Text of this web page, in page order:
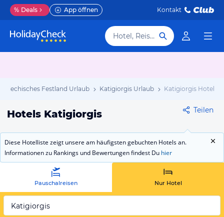
% Deals App öffnen Kontakt
Hotel, Reiseziel
Griechisches Festland Urlaub Katigiorgis Urlaub Katigiorgis Hotels
Hotels Katigiorgis Teilen
Diese Hotelliste zeigt unsere am häufigsten gebuchten Hotels an.
Informationen zu Rankings und Bewertungen findest Du hier
Pauschalreisen Nur Hotel
Katigiorgis